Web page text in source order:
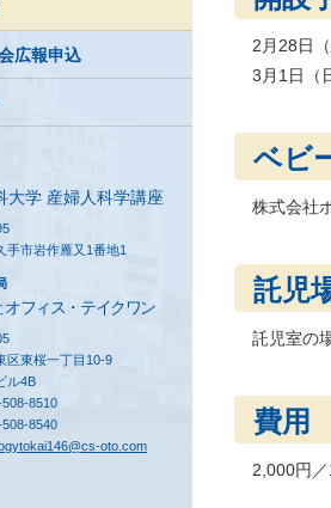
広報申込
大学 産婦人科学講座
手市岩作雁又1番地1
オフィス・テイクワン
区東桜一丁目10-9
ル4B
8510
508-8540
oto.com
2月28日
3月1日（
ベビ
株式会社
託児
託児室の
費用
2,000円／